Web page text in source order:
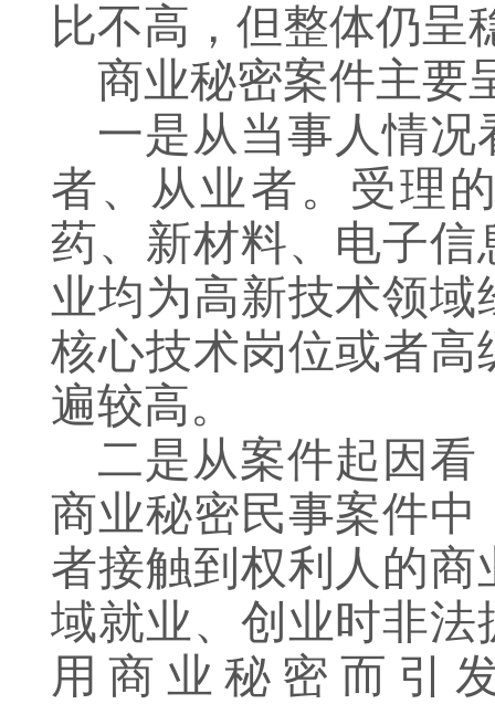
比不高，但整体仍呈
商业秘密案件主要
一是从当事人情
者、从业者。受理
药、新材料、电子
业均为高新技术领
核心技术岗位或者
遍较高。
二是从案件起因
商业秘密民事案件
者接触到权利人的
域就业、创业时非
用商业秘密而引